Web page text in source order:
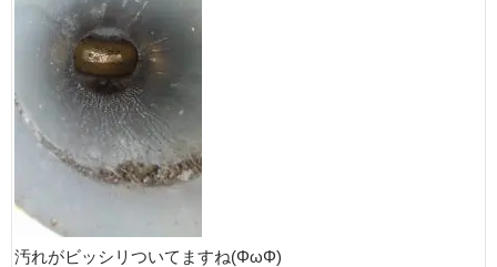
汚れがビッシリついてますね(ΦωΦ)